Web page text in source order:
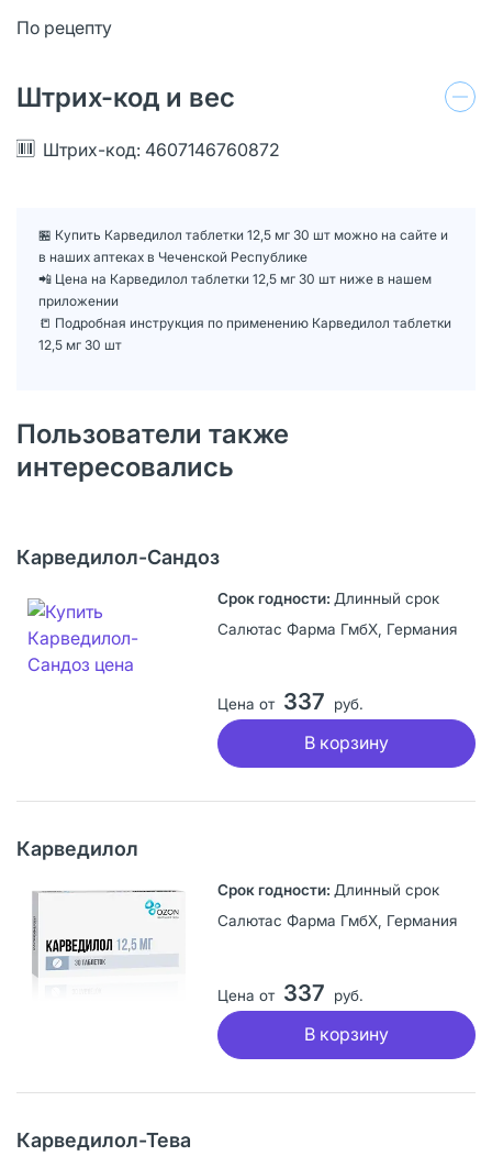
По рецепту
Штрих-код и вес
Штрих-код: 4607146760872
🏪 Купить Карведилол таблетки 12,5 мг 30 шт можно на сайте и
в наших аптеках в Чеченской Республике
📲 Цена на Карведилол таблетки 12,5 мг 30 шт ниже в нашем
приложении
📒 Подробная инструкция по применению Карведилол таблетки
12,5 мг 30 шт
Пользователи также
интересовались
Карведилол-Сандоз
Длинный срок
Салютас Фарма ГмбХ, Германия
Цена от 337 руб.
В корзину
Карведилол
Длинный срок
Салютас Фарма ГмбХ, Германия
Цена от 337 руб.
В корзину
Карведилол-Тева